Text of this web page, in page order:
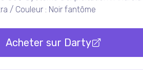
/ Couleur : Noir fantôme
Acheter sur Darty